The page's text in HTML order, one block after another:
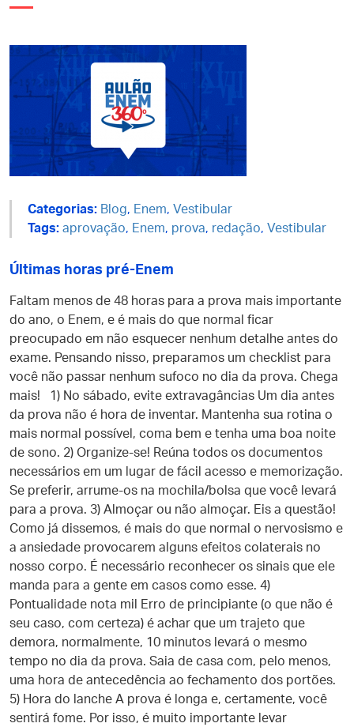
Categorias: Blog, Enem, Vestibular
Tags: aprovação, Enem, prova, redação, Vestibular
Últimas horas pré-Enem
Faltam menos de 48 horas para a prova mais importante
do ano, o Enem, e é mais do que normal ficar
preocupado em não esquecer nenhum detalhe antes do
exame. Pensando nisso, preparamos um checklist para
você não passar nenhum sufoco no dia da prova. Chega
mais! 1) No sábado, evite extravagâncias Um dia antes
da prova não é hora de inventar. Mantenha sua rotina o
mais normal possível, coma bem e tenha uma boa noite
de sono. 2) Organize-se! Reúna todos os documentos
necessários em um lugar de fácil acesso e memorização.
Se preferir, arrume-os na mochila/bolsa que você levará
para a prova. 3) Almoçar ou não almoçar. Eis a questão!
Como já dissemos, é mais do que normal o nervosismo e
a ansiedade provocarem alguns efeitos colaterais no
nosso corpo. É necessário reconhecer os sinais que ele
manda para a gente em casos como esse. 4)
Pontualidade nota mil Erro de principiante (o que não é
seu caso, com certeza) é achar que um trajeto que
demora, normalmente, 10 minutos levará o mesmo
tempo no dia da prova. Saia de casa com, pelo menos,
uma hora de antecedência ao fechamento dos portões.
5) Hora do lanche A prova é longa e, certamente, você
sentirá fome. Por isso, é muito importante levar